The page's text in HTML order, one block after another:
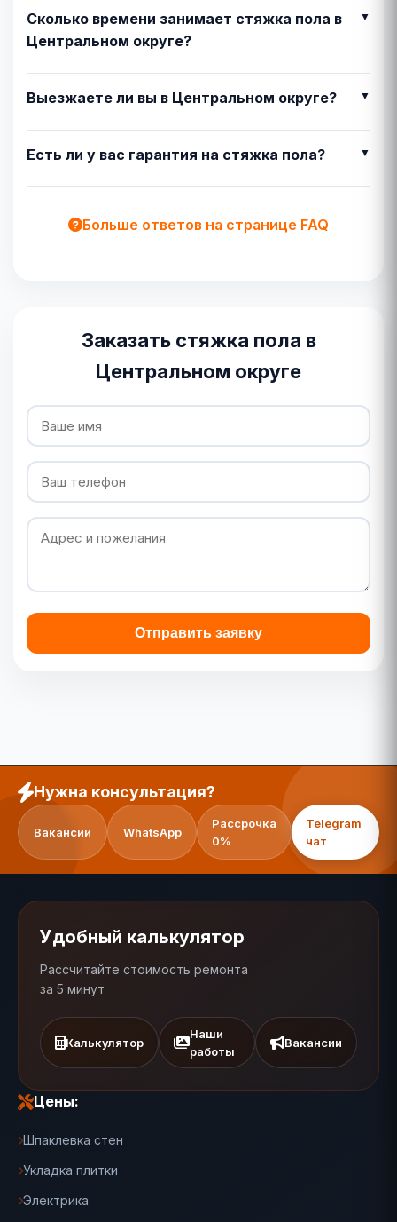
Сколько времени занимает стяжка пола в
Центральном округе?
Выезжаете ли вы в Центральном округе?
Есть ли у вас гарантия на стяжка пола?
Больше ответов на странице FAQ
Заказать стяжка пола в
Центральном округе
Отправить заявку
Нужна консультация?
Вакансии WhatsApp
Рассрочка
0%
Telegram
чат
Удобный калькулятор
Рассчитайте стоимость ремонта
за 5 минут
Калькулятор
Наши
работы
Вакансии
Цены:
Шпаклевка стен
Укладка плитки
Электрика